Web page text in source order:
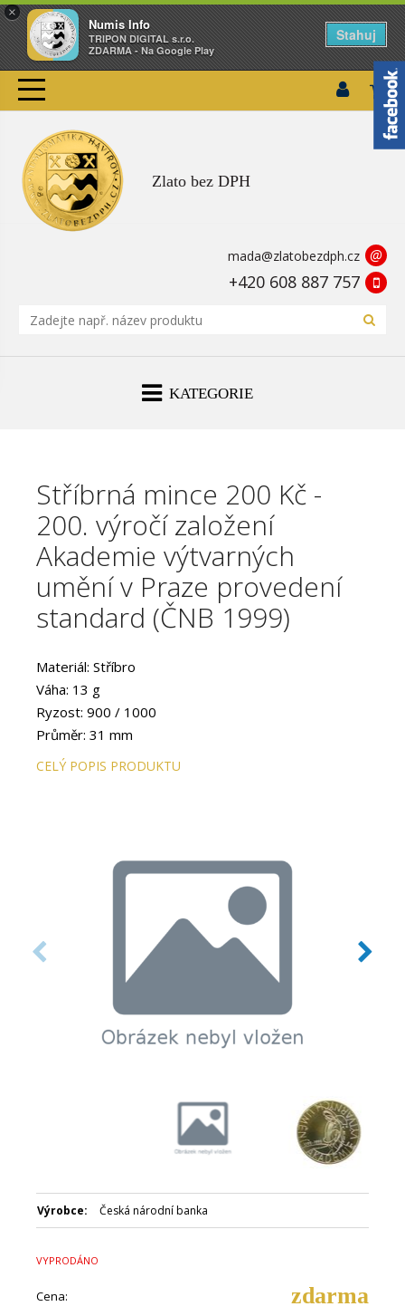
×
Numis Info
TRIPON DIGITAL s.r.o.
ZDARMA - Na Google Play
Stahuj
Zlato bez DPH
mada@zlatobezdph.cz @
+420 608 887 757
KATEGORIE
Stříbrná mince 200 Kč -
200. výročí založení
Akademie výtvarných
umění v Praze provedení
standard (ČNB 1999)
Materiál: Stříbro
Váha: 13 g
Ryzost: 900 / 1000
Průměr: 31 mm
Provedení: STANDARD
Certifikát: Ano
Nominální hodnota: 200 Kč
Emitent: Česká národní banka
CELÝ POPIS PRODUKTU
Výrobce: Česká národní banka
VYPRODÁNO
Cena: zdarma